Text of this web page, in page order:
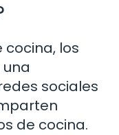
cocina, los
sociales
de cocina.